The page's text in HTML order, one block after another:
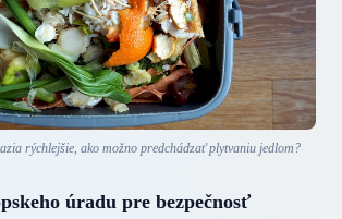
rýchlejšie, ako možno predchádzať plytvaniu jedlom?
úradu pre bezpečnosť